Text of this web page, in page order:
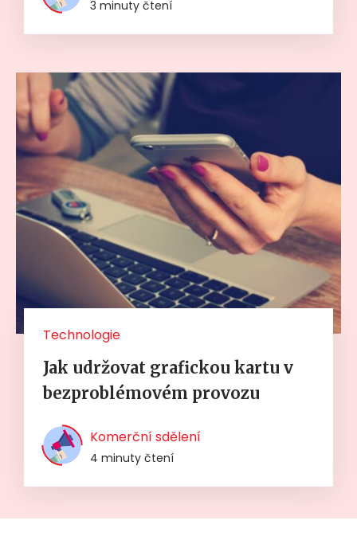
3 minuty čtení
Technologie
Jak udržovat grafickou kartu v
bezproblémovém provozu
Komerční sdělení
4 minuty čtení